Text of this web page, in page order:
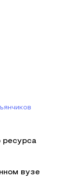
ресурса
вузе